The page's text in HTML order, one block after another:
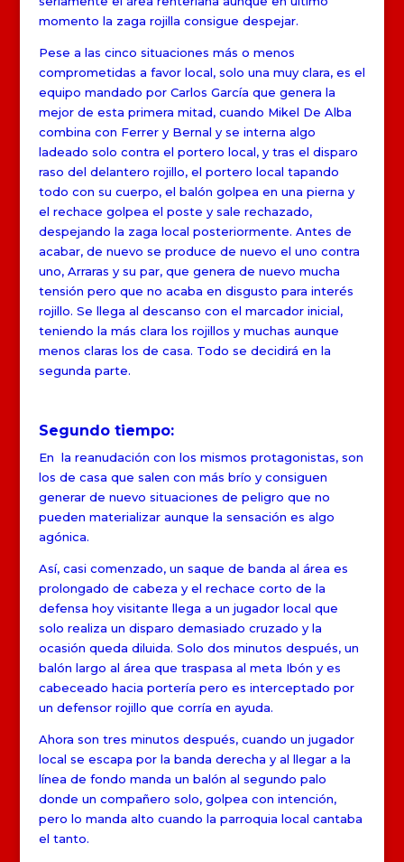
momento la zaga rojilla consigue despejar.
Pese a las cinco situaciones más o menos
comprometidas a favor local, solo una muy clara, es el
equipo mandado por Carlos García que genera la
mejor de esta primera mitad, cuando Mikel De Alba
combina con Ferrer y Bernal y se interna algo
ladeado solo contra el portero local, y tras el disparo
raso del delantero rojillo, el portero local tapando
todo con su cuerpo, el balón golpea en una pierna y
el rechace golpea el poste y sale rechazado,
despejando la zaga local posteriormente. Antes de
acabar, de nuevo se produce de nuevo el uno contra
uno, Arraras y su par, que genera de nuevo mucha
tensión pero que no acaba en disgusto para interés
rojillo. Se llega al descanso con el marcador inicial,
teniendo la más clara los rojillos y muchas aunque
menos claras los de casa. Todo se decidirá en la
segunda parte.
Segundo tiempo:
En la reanudación con los mismos protagonistas, son
los de casa que salen con más brío y consiguen
generar de nuevo situaciones de peligro que no
pueden materializar aunque la sensación es algo
agónica.
Así, casi comenzado, un saque de banda al área es
prolongado de cabeza y el rechace corto de la
defensa hoy visitante llega a un jugador local que
solo realiza un disparo demasiado cruzado y la
ocasión queda diluida. Solo dos minutos después, un
balón largo al área que traspasa al meta Ibón y es
cabeceado hacia portería pero es interceptado por
un defensor rojillo que corría en ayuda.
Ahora son tres minutos después, cuando un jugador
local se escapa por la banda derecha y al llegar a la
línea de fondo manda un balón al segundo palo
donde un compañero solo, golpea con intención,
pero lo manda alto cuando la parroquia local cantaba
el tanto.